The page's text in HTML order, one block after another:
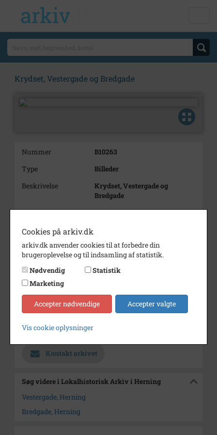
Krydset, Vestergade og Bredgade
Nummer
B10263
Type
Billeder
Beskrivelse
Krydset, Vestergade og
Bredgade
Periode
1970 - 1980
Fotograf
Størrelse
9 x 13
Se på kort
Type
Kommune (1970-2050)
Enhed
Herning Kommune (2007-2050)
Arkiv
Kontakt arkivet
Søg videre i Lokalhistorisk Arkiv i Herning
Vestergade, Herning
Bredgade, Herning
Cookies på arkiv.dk
arkiv.dk anvender cookies til at forbedre din
brugeroplevelse og til indsamling af statistik.
Nødvendig
Statistik
Marketing
Accepter nødvendige Accepter valgte
Vis cookie oplysninger